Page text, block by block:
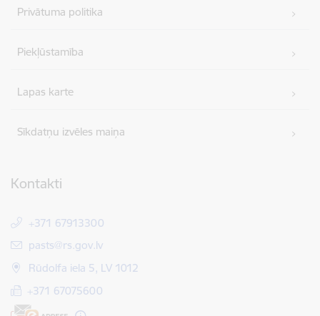
Privātuma politika
Piekļūstamība
Lapas karte
Sīkdatņu izvēles maiņa
Kontakti
+371 67913300
E-pasts:
pasts@rs.gov.lv
Rūdolfa iela 5, LV 1012
+371 67075600